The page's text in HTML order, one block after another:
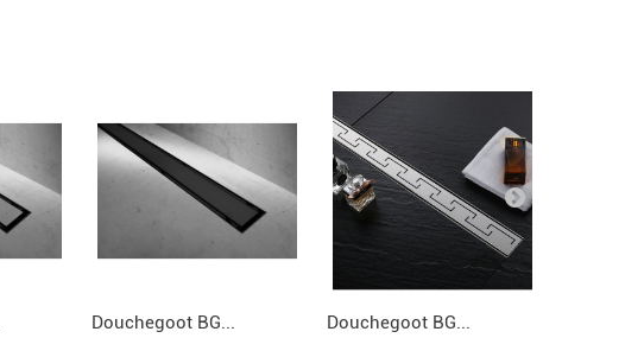
Douchegoot BG... Douchegoot BG...